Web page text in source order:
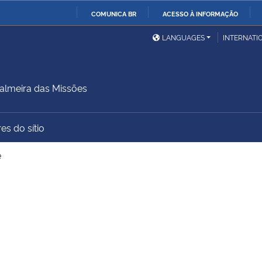
COMUNICA BR ACESSO À INFORMAÇÃO
Ministério da Defesa
Ministério das Relações
Exteriores
Ministério do
LANGUAGES
das Missões
do sítio